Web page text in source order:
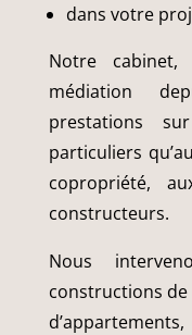
dans votre
Notre
médiation
prestations
particuliers
copropriété,
constructeurs.
Nous
constructions de